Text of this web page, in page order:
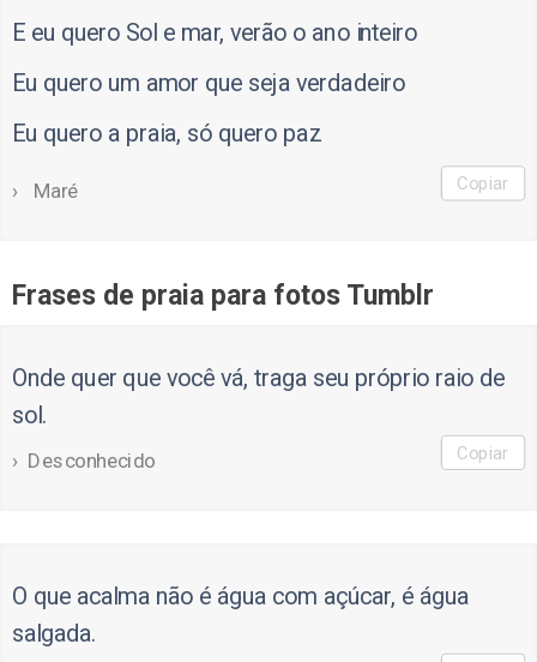
E eu quero Sol e mar, verão o ano inteiro
Eu quero um amor que seja verdadeiro
Eu quero a praia, só quero paz
Maré Copiar
Frases de praia para fotos Tumblr
Onde quer que você vá, traga seu próprio raio de
sol.
Desconhecido Copiar
O que acalma não é água com açúcar, é água
salgada.